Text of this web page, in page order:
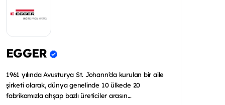
EGGER
1961 yılında Avusturya St. Johann’da kurulan bir aile
şirketi olarak, dünya genelinde 10 ülkede 20
fabrikamızla ahşap bazlı üreticiler arasın...